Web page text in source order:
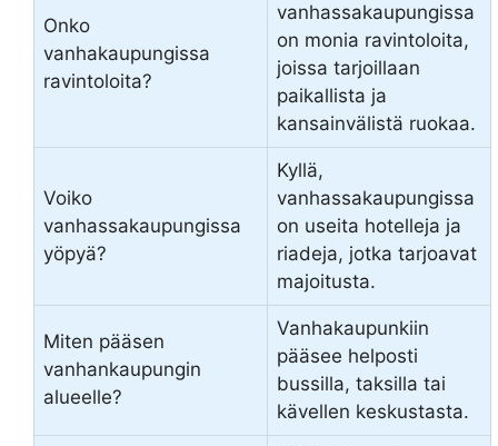
Onko
vanhakaupungissa
ravintoloita?
vanhassakaupungissa
on monia ravintoloita,
joissa tarjoillaan
paikallista ja
kansainvälistä ruokaa.
Voiko
vanhassakaupungissa
yöpyä?
Kyllä,
vanhassakaupungissa
on useita hotelleja ja
riadeja, jotka tarjoavat
majoitusta.
Miten pääsen
vanhankaupungin
alueelle?
Vanhakaupunkiin
pääsee helposti
bussilla, taksilla tai
kävellen keskustasta.